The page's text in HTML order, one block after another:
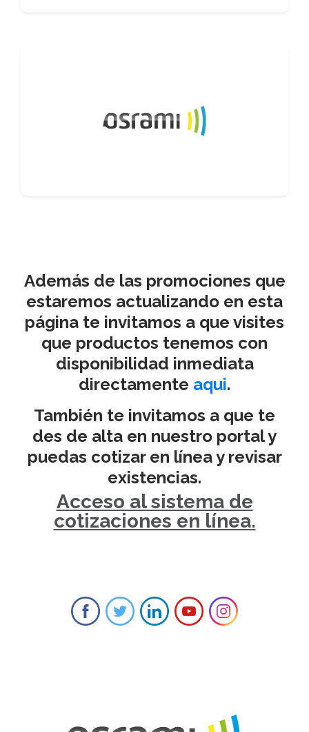
Además de las promociones que
estaremos actualizando en esta
página te invitamos a que visites
que productos tenemos con
disponibilidad inmediata
directamente aqui.
También te invitamos a que te
des de alta en nuestro portal y
puedas cotizar en línea y revisar
existencias.
Acceso al sistema de
cotizaciones en línea.